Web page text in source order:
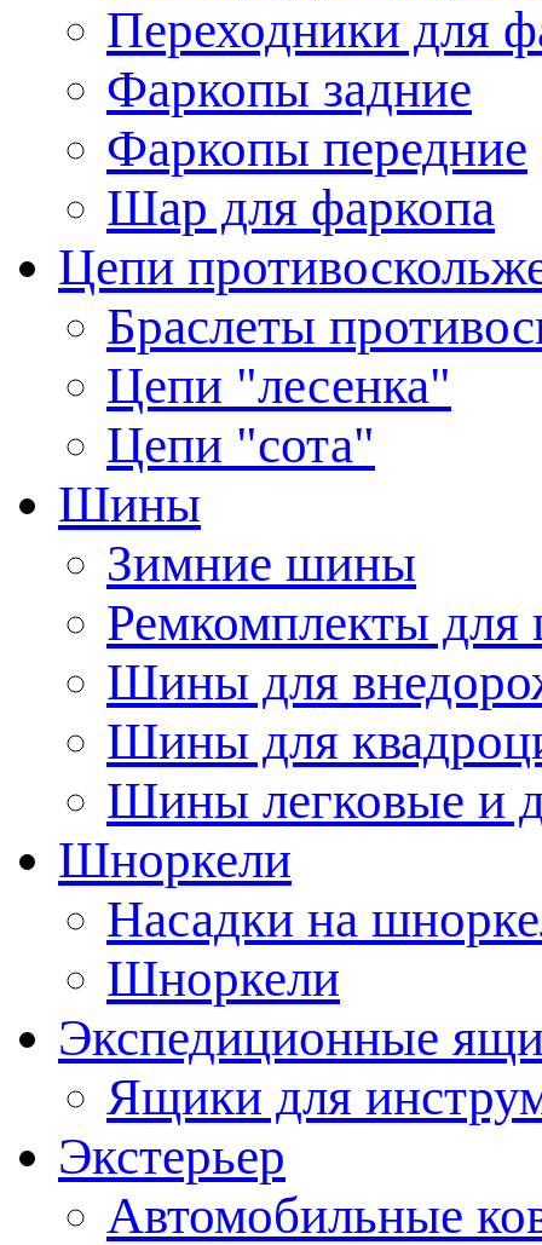
Переходники для
Фаркопы задние
Фаркопы передние
Шар для фаркопа
Цепи
Браслеты
Цепи "лесенка"
Цепи "сота"
Шины
Зимние шины
Ремкомплекты
Шины для
Шины для
Шины легковые и
Шноркели
Насадки на
Шноркели
Экспедиционные
Ящики для
Экстерьер
Автомобильные